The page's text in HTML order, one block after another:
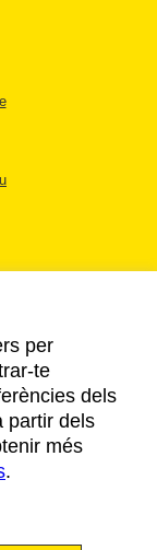
per
te
dels
partir dels
més
.